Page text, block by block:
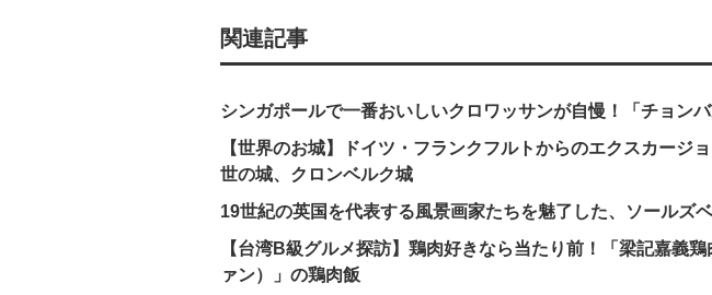
関連記事
シンガポールで一番おいしいクロワッサンが自慢！「チョン
【世界のお城】ドイツ・フランクフルトからのエクスカージ
世の城、クロンベルク城
19世紀の英国を代表する風景画家たちを魅了した、ソールズ
【台湾B級グルメ探訪】鶏肉好きなら当たり前！「梁記嘉義
ァン）」の鶏肉飯